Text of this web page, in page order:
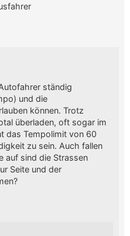
ständig
und die
können. Trotz
überladen, oft sogar im
das Tempolimit von 60
zu sein. Auch fallen
auf sind die Strassen
Seite und der